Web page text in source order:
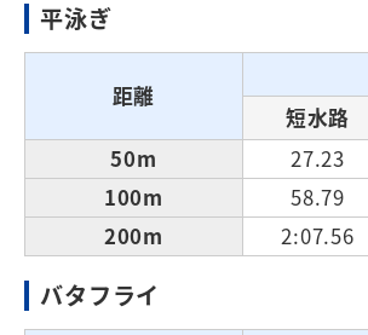
平泳ぎ
距離
短水路
50m
27.23
100m
58.79
200m
2:07.56
バタフライ